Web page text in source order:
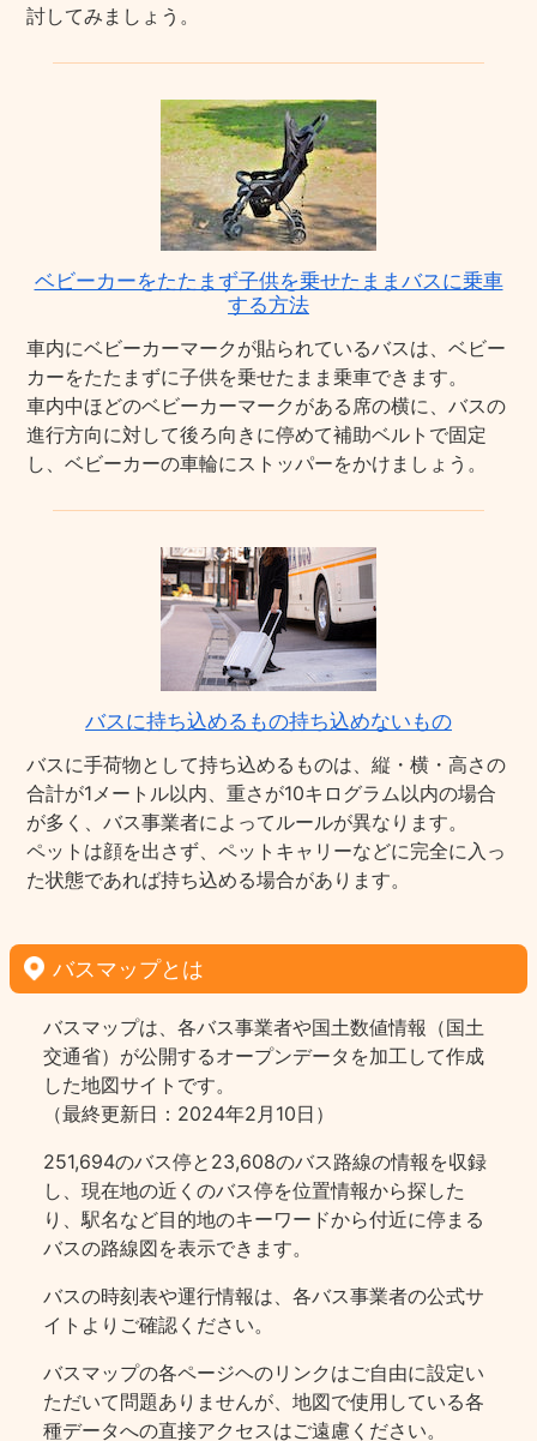
討してみましょう。
ベビーカーをたたまず子供を乗せたままバスに乗車
する方法
車内にベビーカーマークが貼られているバスは、ベビー
カーをたたまずに子供を乗せたまま乗車できます。
車内中ほどのベビーカーマークがある席の横に、バスの
進行方向に対して後ろ向きに停めて補助ベルトで固定
し、ベビーカーの車輪にストッパーをかけましょう。
バスに持ち込めるもの持ち込めないもの
バスに手荷物として持ち込めるものは、縦・横・高さの
合計が1メートル以内、重さが10キログラム以内の場合
が多く、バス事業者によってルールが異なります。
ペットは顔を出さず、ペットキャリーなどに完全に入っ
た状態であれば持ち込める場合があります。
バスマップとは
バスマップは、各バス事業者や国土数値情報（国土
交通省）が公開するオープンデータを加工して作成
した地図サイトです。
（最終更新日：2024年2月10日）
251,694のバス停と23,608のバス路線の情報を収録
し、現在地の近くのバス停を位置情報から探した
り、駅名など目的地のキーワードから付近に停まる
バスの路線図を表示できます。
バスの時刻表や運行情報は、各バス事業者の公式サ
イトよりご確認ください。
バスマップの各ページヘのリンクはご自由に設定い
ただいて問題ありませんが、地図で使用している各
種データへの直接アクセスはご遠慮ください。